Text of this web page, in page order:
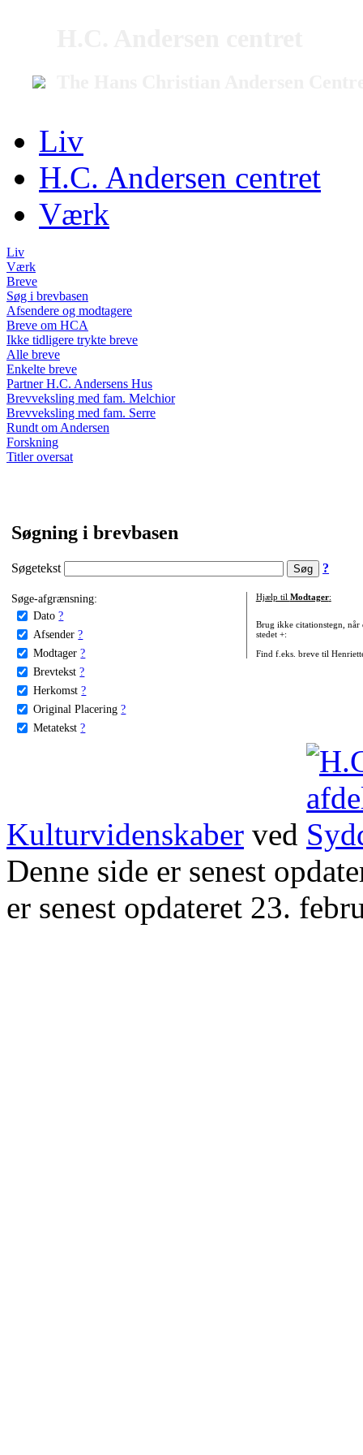
Liv
H.C. Andersen centret
Værk
Liv
Værk
Breve
Søg i brevbasen
Afsendere og modtagere
Breve om HCA
Ikke tidligere trykte breve
Alle breve
Enkelte breve
Partner H.C. Andersens Hus
Brevveksling med fam. Melchior
Brevveksling med fam. Serre
Rundt om Andersen
Forskning
Titler oversat
Søgning i brevbasen
Søgetekst ?
Søge-afgrænsning:
Dato ?
Afsender ?
Modtager ?
Brevtekst ?
Herkomst ?
Original Placering ?
Metatekst ?
Hjælp til Modtager:
Brug ikke citationstegn, når
stedet +:
Find f.eks. breve til
Kulturvidenskaber ved
Denne side er senest
er senest opdateret 23.